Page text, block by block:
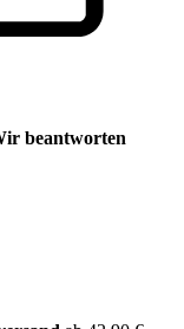
beantworten